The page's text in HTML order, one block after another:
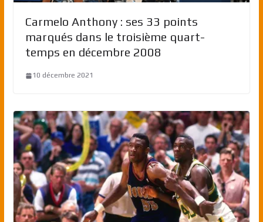
Carmelo Anthony : ses 33 points
marqués dans le troisième quart-
temps en décembre 2008
10 décembre 2021